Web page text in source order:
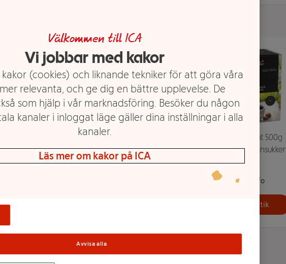
Fairtrade Dansukker
Dansukker
Rörsocker Bit 500g
Fairtrade Dansukker
Mer info
Välj butik
Välkommen till ICA
Vi jobbar med kakor
(cookies) och liknande tekniker för att göra våra
relevanta, och ge dig en bättre upplevelse. De
som hjälp i vår marknadsföring. Besöker du någon
kanaler i inloggat läge gäller dina inställningar i alla
kanaler.
Läs mer om kakor på ICA
Avvisa alla